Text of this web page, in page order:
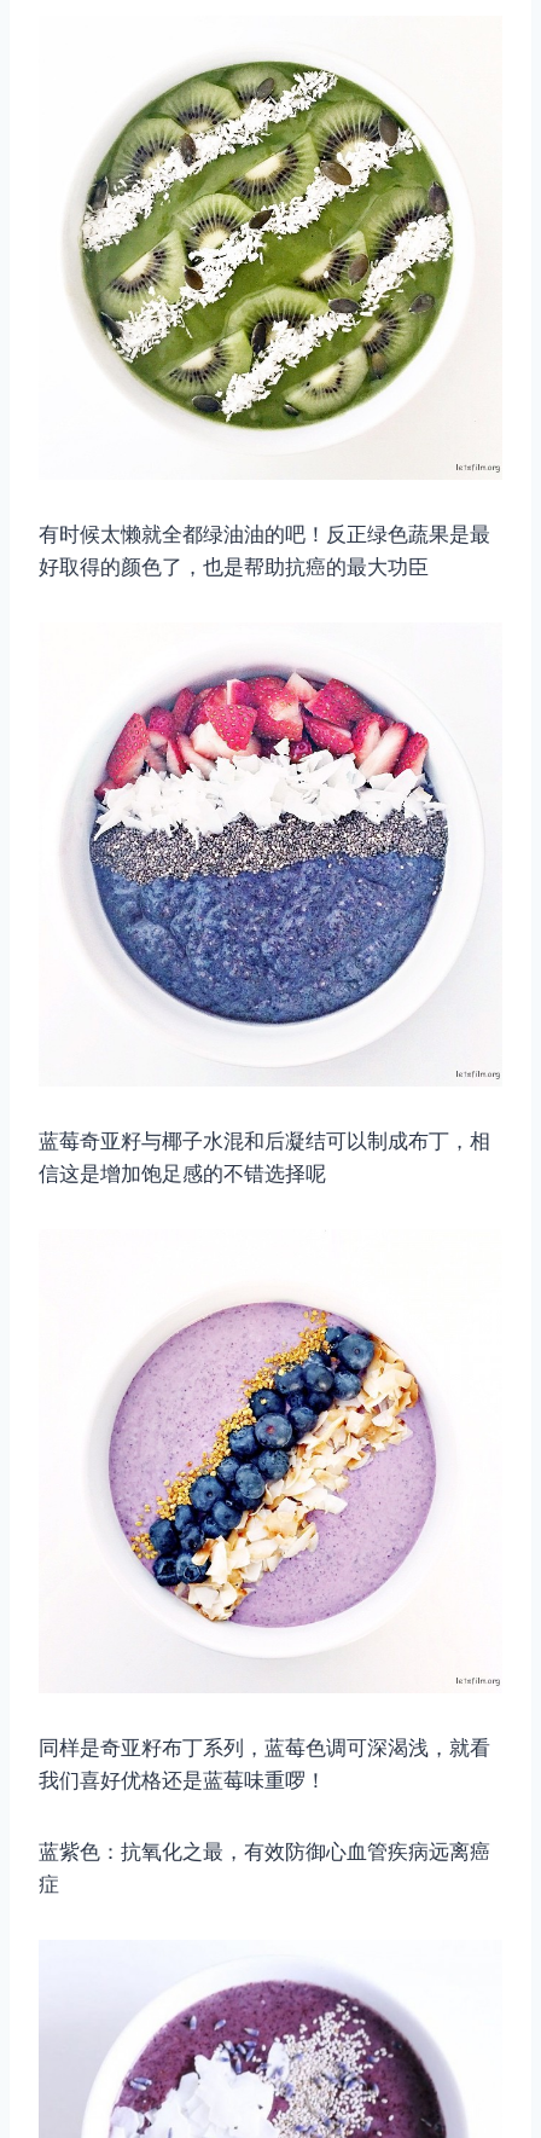
有时候太懒就全都绿油油的吧！反正绿色蔬果是最
好取得的颜色了，也是帮助抗癌的最大功臣
蓝莓奇亚籽与椰子水混和后凝结可以制成布丁，相
信这是增加饱足感的不错选择呢
同样是奇亚籽布丁系列，蓝莓色调可深渴浅，就看
我们喜好优格还是蓝莓味重啰！
蓝紫色：抗氧化之最，有效防御心血管疾病远离癌
症